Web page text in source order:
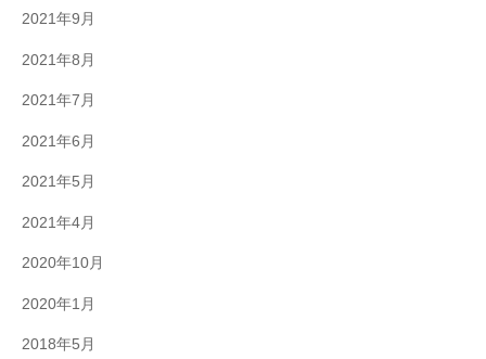
2021年9月
2021年8月
2021年7月
2021年6月
2021年5月
2021年4月
2020年10月
2020年1月
2018年5月